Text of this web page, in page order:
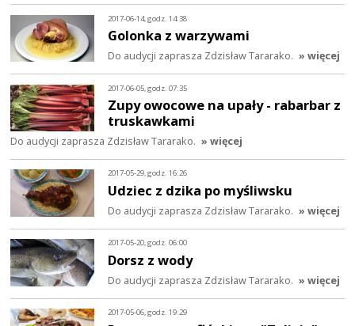
2017-06-14, godz. 14:38
Golonka z warzywami
Do audycji zaprasza Zdzisław Tararako. » więcej
2017-06-05, godz. 07:35
Zupy owocowe na upały - rabarbar z
truskawkami
Do audycji zaprasza Zdzisław Tararako. » więcej
2017-05-29, godz. 16:26
Udziec z dzika po myśliwsku
Do audycji zaprasza Zdzisław Tararako. » więcej
2017-05-20, godz. 06:00
Dorsz z wody
Do audycji zaprasza Zdzisław Tararako. » więcej
2017-05-06, godz. 19:29